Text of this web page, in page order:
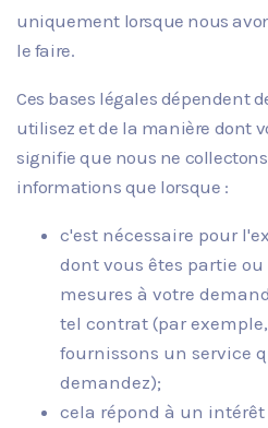
uniquement lorsque nous
le faire.
Ces bases légales dépendent
utilisez et de la manière dont
signifie que nous ne
informations que lorsque :
c'est nécessaire pour
dont vous êtes partie
mesures à votre
tel contrat (par
fournissons un service
demandez);
cela répond à un